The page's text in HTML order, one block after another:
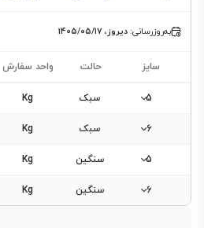
به‌روزرسانی:دیروز، ۱۴۰۵/۰۵/۱۷
سایز حالت واحد سفارش
5 سبک Kg
6 سبک Kg
5 سنگین Kg
6 سنگین Kg